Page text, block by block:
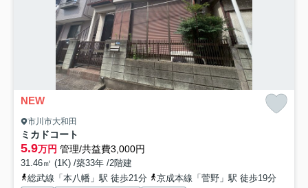
NEW
市川市大和田
ミカドコート
5.9万円 管理/共益費3,000円
31.46㎡ (1K) /築33年 /2階建
総武線「本八幡」駅 徒歩21分
京成本線「菅野」駅 徒歩19分